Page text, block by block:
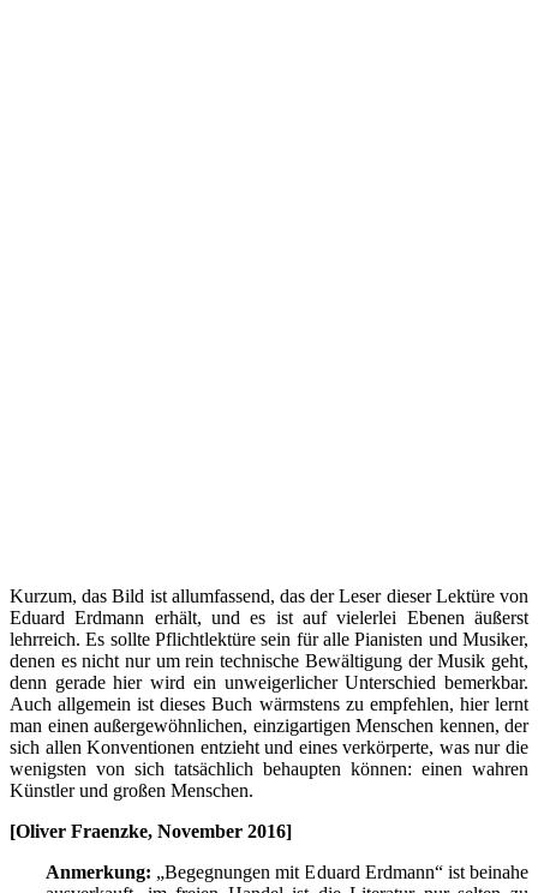
Kurzum, das Bild ist allumfassend, das der Leser dieser Lektüre von
Eduard Erdmann erhält, und es ist auf vielerlei Ebenen äußerst
lehrreich. Es sollte Pflichtlektüre sein für alle Pianisten und Musiker,
denen es nicht nur um rein technische Bewältigung der Musik geht,
denn gerade hier wird ein unweigerlicher Unterschied bemerkbar.
Auch allgemein ist dieses Buch wärmstens zu empfehlen, hier lernt
man einen außergewöhnlichen, einzigartigen Menschen kennen, der
sich allen Konventionen entzieht und eines verkörperte, was nur die
wenigsten von sich tatsächlich behaupten können: einen wahren
Künstler und großen Menschen.
[Oliver Fraenzke, November 2016]
Anmerkung: „Begegnungen mit Eduard Erdmann“ ist beinahe